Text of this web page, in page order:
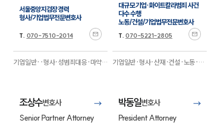
서울중앙지검장 경력
형사/기업법무전문변호사
T. 070-7510-2014
기업일반··형사·성범죄대응·마약대
대규모 기업·화이트칼라범죄 사건
다수 수행
노동/건설/기업법무전문변호사
T. 070-5221-2805
기업일반·형사·산재·건설·노동·디
조상수변호사
Senior Partner Attorney
박동일변호사
President Attorney